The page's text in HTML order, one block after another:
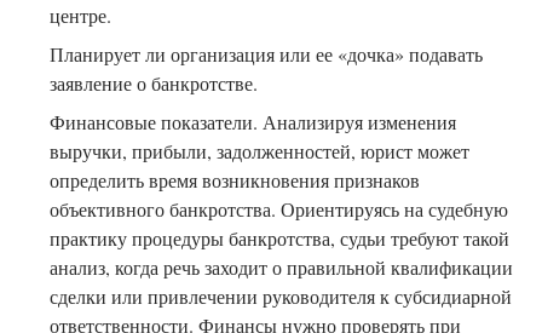
центре.
Планирует ли организация или ее «дочка» подавать
заявление о банкротстве.
Финансовые показатели. Анализируя изменения
выручки, прибыли, задолженностей, юрист может
определить время возникновения признаков
объективного банкротства. Ориентируясь на судебную
практику процедуры банкротства, судьи требуют такой
анализ, когда речь заходит о правильной квалификации
сделки или привлечении руководителя к субсидиарной
ответственности. Финансы нужно проверять при